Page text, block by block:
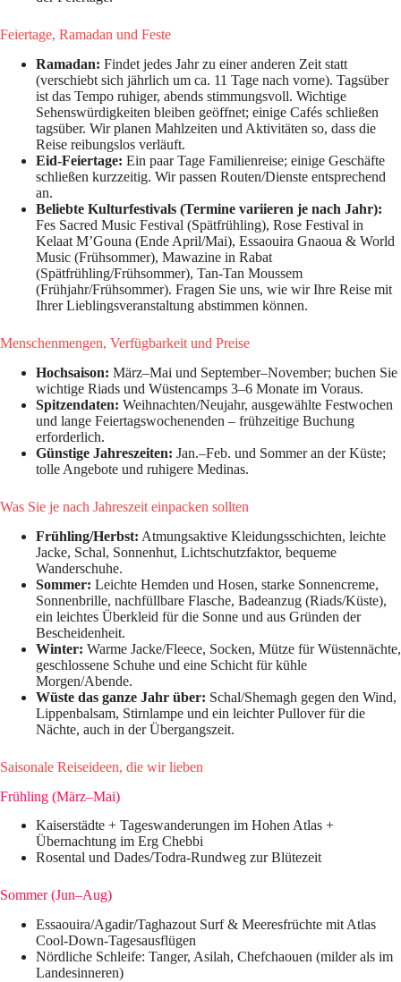
Feiertage, Ramadan und Feste
Ramadan: Findet jedes Jahr zu einer anderen Zeit statt
(verschiebt sich jährlich um ca. 11 Tage nach vorne). Tagsüber
ist das Tempo ruhiger, abends stimmungsvoll. Wichtige
Sehenswürdigkeiten bleiben geöffnet; einige Cafés schließen
tagsüber. Wir planen Mahlzeiten und Aktivitäten so, dass die
Reise reibungslos verläuft.
Eid-Feiertage: Ein paar Tage Familienreise; einige Geschäfte
schließen kurzzeitig. Wir passen Routen/Dienste entsprechend
an.
Beliebte Kulturfestivals (Termine variieren je nach Jahr):
Fes Sacred Music Festival (Spätfrühling), Rose Festival in
Kelaat M’Gouna (Ende April/Mai), Essaouira Gnaoua & World
Music (Frühsommer), Mawazine in Rabat
(Spätfrühling/Frühsommer), Tan-Tan Moussem
(Frühjahr/Frühsommer). Fragen Sie uns, wie wir Ihre Reise mit
Ihrer Lieblingsveranstaltung abstimmen können.
Menschenmengen, Verfügbarkeit und Preise
Hochsaison: März–Mai und September–November; buchen Sie
wichtige Riads und Wüstencamps 3–6 Monate im Voraus.
Spitzendaten: Weihnachten/Neujahr, ausgewählte Festwochen
und lange Feiertagswochenenden – frühzeitige Buchung
erforderlich.
Günstige Jahreszeiten: Jan.–Feb. und Sommer an der Küste;
tolle Angebote und ruhigere Medinas.
Was Sie je nach Jahreszeit einpacken sollten
Frühling/Herbst: Atmungsaktive Kleidungsschichten, leichte
Jacke, Schal, Sonnenhut, Lichtschutzfaktor, bequeme
Wanderschuhe.
Sommer: Leichte Hemden und Hosen, starke Sonnencreme,
Sonnenbrille, nachfüllbare Flasche, Badeanzug (Riads/Küste),
ein leichtes Überkleid für die Sonne und aus Gründen der
Bescheidenheit.
Winter: Warme Jacke/Fleece, Socken, Mütze für Wüstennächte,
geschlossene Schuhe und eine Schicht für kühle
Morgen/Abende.
Wüste das ganze Jahr über: Schal/Shemagh gegen den Wind,
Lippenbalsam, Stirnlampe und ein leichter Pullover für die
Nächte, auch in der Übergangszeit.
Saisonale Reiseideen, die wir lieben
Frühling (März–Mai)
Kaiserstädte + Tageswanderungen im Hohen Atlas +
Übernachtung im Erg Chebbi
Rosental und Dades/Todra-Rundweg zur Blütezeit
Sommer (Jun–Aug)
Essaouira/Agadir/Taghazout Surf & Meeresfrüchte mit Atlas
Cool-Down-Tagesausflügen
Nördliche Schleife: Tanger, Asilah, Chefchaouen (milder als im
Landesinneren)